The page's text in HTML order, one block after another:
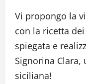
Vi propongo la
con la ricetta
spiegata e
Signorina Clara,
siciliana!